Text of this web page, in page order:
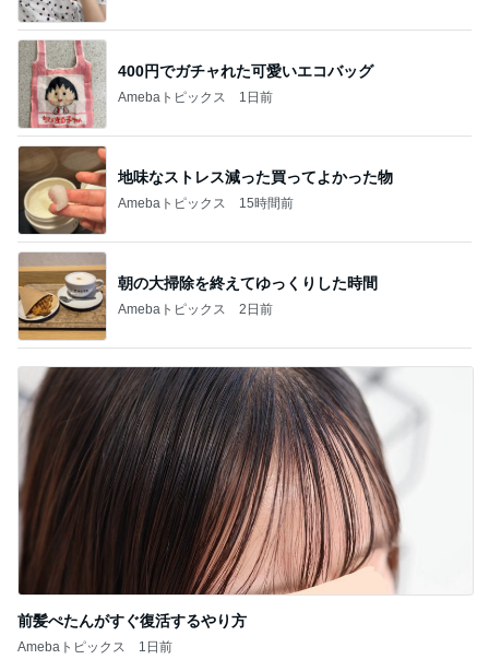
400円でガチャれた可愛いエコバッグ
Amebaトピックス 1日前
地味なストレス減った買ってよかった物
Amebaトピックス 15時間前
朝の大掃除を終えてゆっくりした時間
Amebaトピックス 2日前
前髪ぺたんがすぐ復活するやり方
Amebaトピックス 1日前